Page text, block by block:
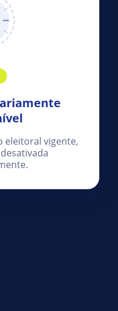
eleitoral vigente,